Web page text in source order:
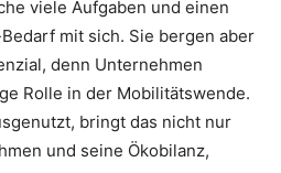
viele Aufgaben und einen
mit sich. Sie bergen aber
denn Unternehmen
Rolle in der Mobilitätswende.
bringt das nicht nur
und seine Ökobilanz,